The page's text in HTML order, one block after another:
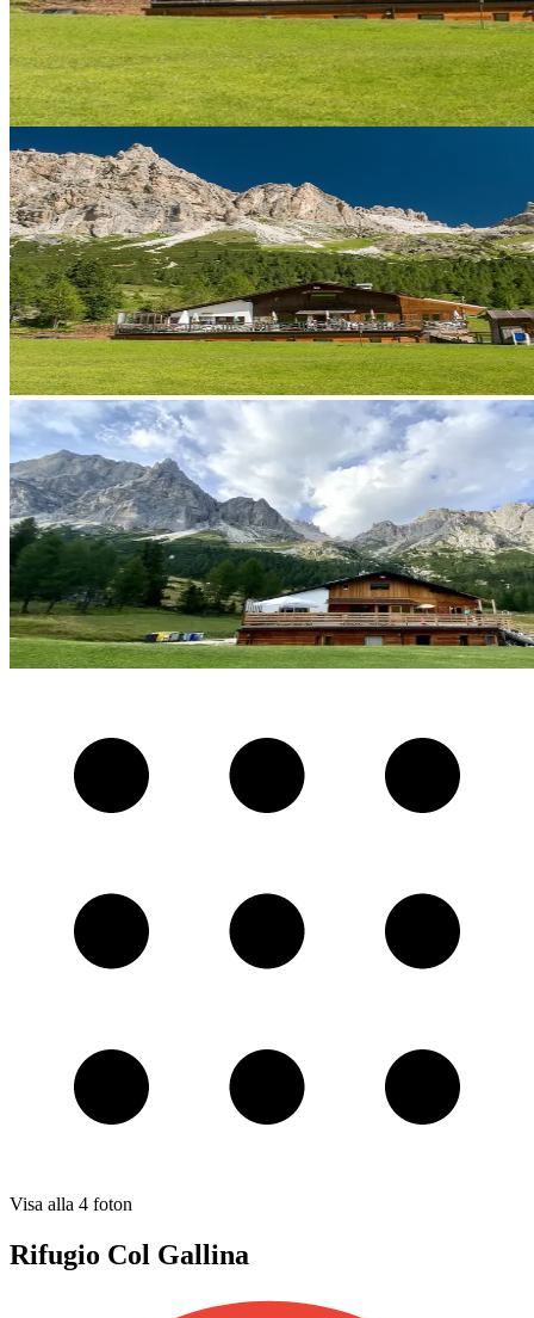
Visa alla 4 foton
Rifugio Col Gallina